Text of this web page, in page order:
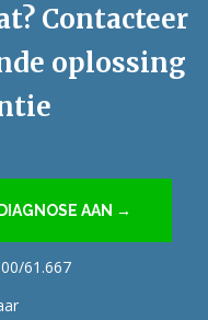
Contacteer
oplossing
AAN →
61.667